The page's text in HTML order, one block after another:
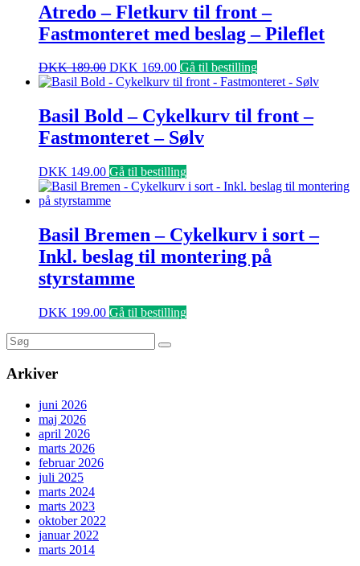
Atredo – Fletkurv til front –
Fastmonteret med beslag – Pileflet
DKK189.00 DKK 169.00 Gå til bestilling
Basil Bold – Cykelkurv til front –
Fastmonteret – Sølv
DKK 149.00 Gå til bestilling
Basil Bremen – Cykelkurv i sort –
Inkl. beslag til montering på
styrstamme
DKK 199.00 Gå til bestilling
Arkiver
juni 2026
maj 2026
april 2026
marts 2026
februar 2026
juli 2025
marts 2024
marts 2023
oktober 2022
januar 2022
marts 2014